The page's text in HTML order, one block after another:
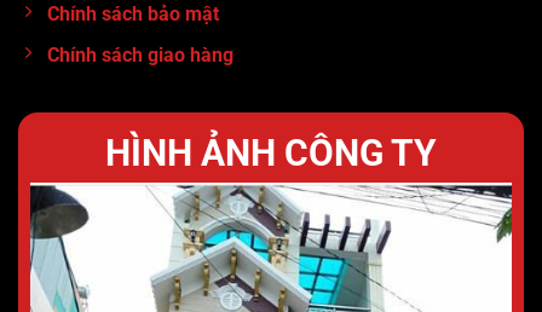
Chính sách bảo mật
Chính sách giao hàng
HÌNH ẢNH CÔNG TY